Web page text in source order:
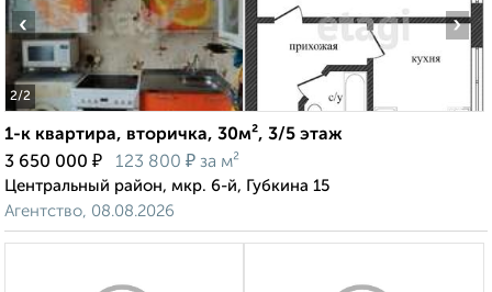
2/2
‹ ›
1-к квартира, вторичка, 30м², 3/5 этаж
3 650 000 ₽ 123 800 ₽ за м²
Центральный район, мкр. 6-й, Губкина 15
Агентство, 08.08.2026